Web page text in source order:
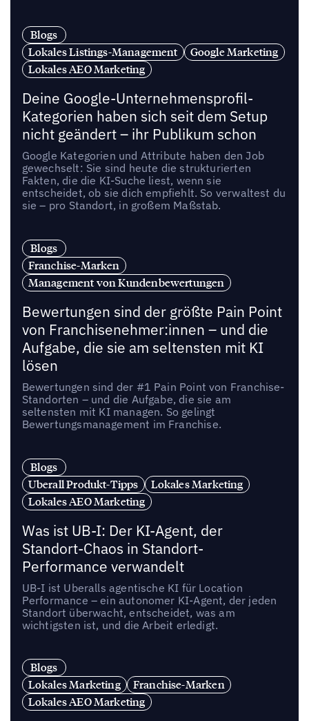
Blogs
Lokales Listings-Management
Google Marketing
Lokales AEO Marketing
Deine Google-Unternehmensprofil-
Kategorien haben sich seit dem Setup
nicht geändert – ihr Publikum schon
Google Kategorien und Attribute haben den Job
gewechselt: Sie sind heute die strukturierten
Fakten, die die KI-Suche liest, wenn sie
entscheidet, ob sie dich empfiehlt. So verwaltest du
sie – pro Standort, in großem Maßstab.
Blogs
Franchise-Marken
Management von Kundenbewertungen
Bewertungen sind der größte Pain Point
von Franchisenehmer:innen – und die
Aufgabe, die sie am seltensten mit KI
lösen
Bewertungen sind der #1 Pain Point von Franchise-
Standorten – und die Aufgabe, die sie am
seltensten mit KI managen. So gelingt
Bewertungsmanagement im Franchise.
Blogs
Uberall Produkt-Tipps
Lokales Marketing
Lokales AEO Marketing
Was ist UB-I: Der KI-Agent, der
Standort-Chaos in Standort-
Performance verwandelt
UB-I ist Uberalls agentische KI für Location
Performance – ein autonomer KI-Agent, der jeden
Standort überwacht, entscheidet, was am
wichtigsten ist, und die Arbeit erledigt.
Blogs
Lokales Marketing
Franchise-Marken
Lokales AEO Marketing